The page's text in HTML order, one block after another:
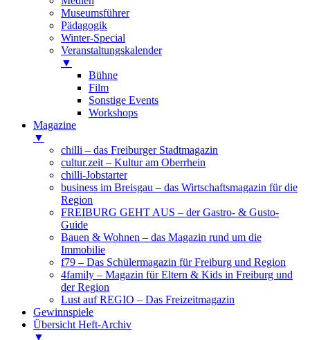
Museumsführer
Pädagogik
Winter-Special
Veranstaltungskalender
▼
Bühne
Film
Sonstige Events
Workshops
Magazine
▼
chilli – das Freiburger Stadtmagazin
cultur.zeit – Kultur am Oberrhein
chilli-Jobstarter
business im Breisgau – das Wirtschaftsmagazin für die
Region
FREIBURG GEHT AUS – der Gastro- & Gusto-
Guide
Bauen & Wohnen – das Magazin rund um die
Immobilie
f79 – Das Schülermagazin für Freiburg und Region
4family – Magazin für Eltern & Kids in Freiburg und
der Region
Lust auf REGIO – Das Freizeitmagazin
Gewinnspiele
Übersicht Heft-Archiv
▼